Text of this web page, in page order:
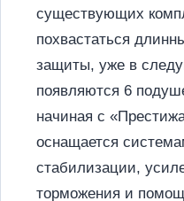
существующих
похвастаться
защиты, уже в
появляются 6
начиная с
оснащается
стабилизации,
торможения и